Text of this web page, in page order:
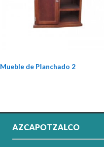
Mueble de Planchado 2
AZCAPOTZALCO